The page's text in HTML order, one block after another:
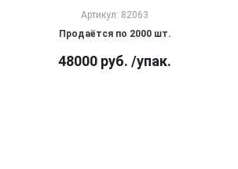
Артикул: 82063
Продаётся по 2000 шт.
48000 руб. /упак.